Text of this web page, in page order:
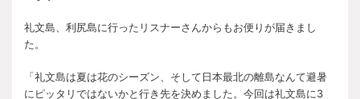
礼文島、利尻島に行ったリスナーさんからもお便りが届きまし
た。
「礼文島は夏は花のシーズン、そして日本最北の離島なんて避暑
にピッタリではないかと行き先を決めました。今回は礼文島に3